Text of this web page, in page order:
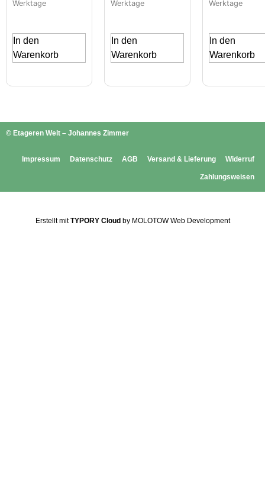
Werktage
In den
Warenkorb
Werktage
In den
Warenkorb
Werktage
In den
Warenkorb
© Etageren Welt – Johannes Zimmer
Impressum Datenschutz AGB Versand & Lieferung Widerruf
Zahlungsweisen
Erstellt mitTYPORY Cloudby MOLOTOW Web Development